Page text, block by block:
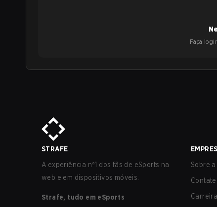
Faça
STRAFE
A experiência nº1 dos fãs de eSports na
web e em dispositivos móveis.
Strafe, tudo em eSports
Sobre
Carreira